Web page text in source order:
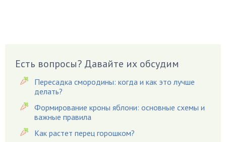
Вишня
Вредители
Гардения
Гацания
Гвоздики
Георгины
Есть вопросы? Давайте их обсудим
Пересадка смородины: когда и как это лучше
делать?
Формирование кроны яблони: основные схемы и
важные правила
Как растет перец горошком?